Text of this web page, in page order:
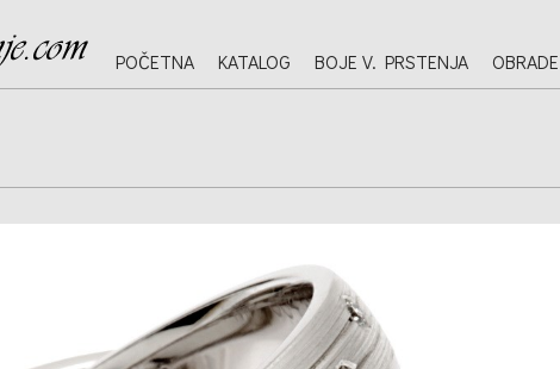
POČETNA KATALOG BOJE V. PRSTENJA